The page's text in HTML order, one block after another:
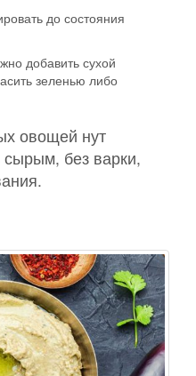
до состояния
добавить сухой
зеленью либо
овощей нут
без варки,